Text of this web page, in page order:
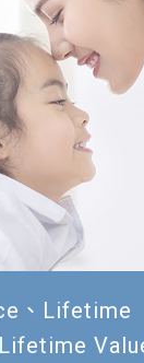
、Lifetime